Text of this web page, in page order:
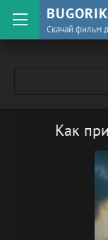
Скачай фильм
Как